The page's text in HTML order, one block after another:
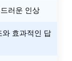
러운 인상
와 효과적인 답